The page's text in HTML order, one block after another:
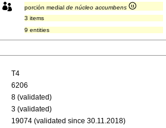
porción medial de núcleo accumbens
3 items
9 entities
T4
6206
8 (validated)
3 (validated)
19074 (validated since 30.11.2018)